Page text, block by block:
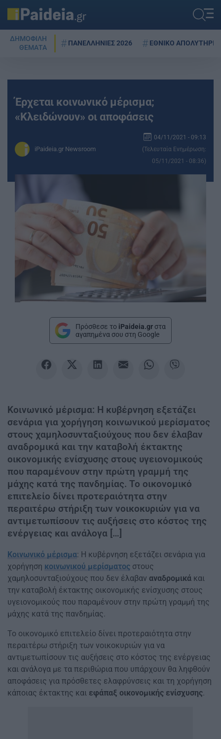
ΔΗΜΟΦΙΛΗ
ΘΕΜΑΤΑ
ΠΑΝΕΛΛΗΝΙΕΣ 2026 ΕΘΝΙΚΟ ΑΠΟΛΥΤΗΡΙΟ
Έρχεται κοινωνικό μέρισμα;
«Κλειδώνουν» οι αποφάσεις
iPaideia.gr Newsroom
04/11/2021 - 09:13
(Τελευταία Ενημέρωση:
05/11/2021 - 08:36)
Πρόσθεσε το iPaideia.gr στα
αγαπημένα σου στη Google
Κοινωνικό μέρισμα: Η κυβέρνηση εξετάζει
σενάρια για χορήγηση κοινωνικού μερίσματος
στους χαμηλοσυνταξιούχους που δεν έλαβαν
αναδρομικά και την καταβολή έκτακτης
οικονομικής ενίσχυσης στους υγειονομικούς
που παραμένουν στην πρώτη γραμμή της
μάχης κατά της πανδημίας. Το οικονομικό
επιτελείο δίνει προτεραιότητα στην
περαιτέρω στήριξη των νοικοκυριών για να
αντιμετωπίσουν τις αυξήσεις στο κόστος της
ενέργειας και ανάλογα […]
Κοινωνικό μέρισμα: Η κυβέρνηση εξετάζει σενάρια για
χορήγηση κοινωνικού μερίσματος στους
χαμηλοσυνταξιούχους που δεν έλαβαν αναδρομικά και
την καταβολή έκτακτης οικονομικής ενίσχυσης στους
υγειονομικούς που παραμένουν στην πρώτη γραμμή της
μάχης κατά της πανδημίας.
Το οικονομικό επιτελείο δίνει προτεραιότητα στην
περαιτέρω στήριξη των νοικοκυριών για να
αντιμετωπίσουν τις αυξήσεις στο κόστος της ενέργειας
και ανάλογα με τα περιθώρια που υπάρχουν θα ληφθούν
αποφάσεις για πρόσθετες ελαφρύνσεις και τη χορήγηση
κάποιας έκτακτης και εφάπαξ οικονομικής ενίσχυσης.